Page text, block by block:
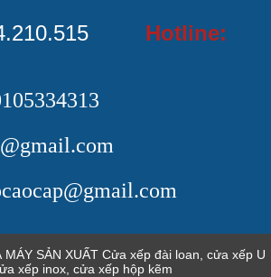
Hotline:
SẢN XUẤT Cửa xếp đài loan, cửa xếp U
xếp inox, cửa xếp hộp kẽm